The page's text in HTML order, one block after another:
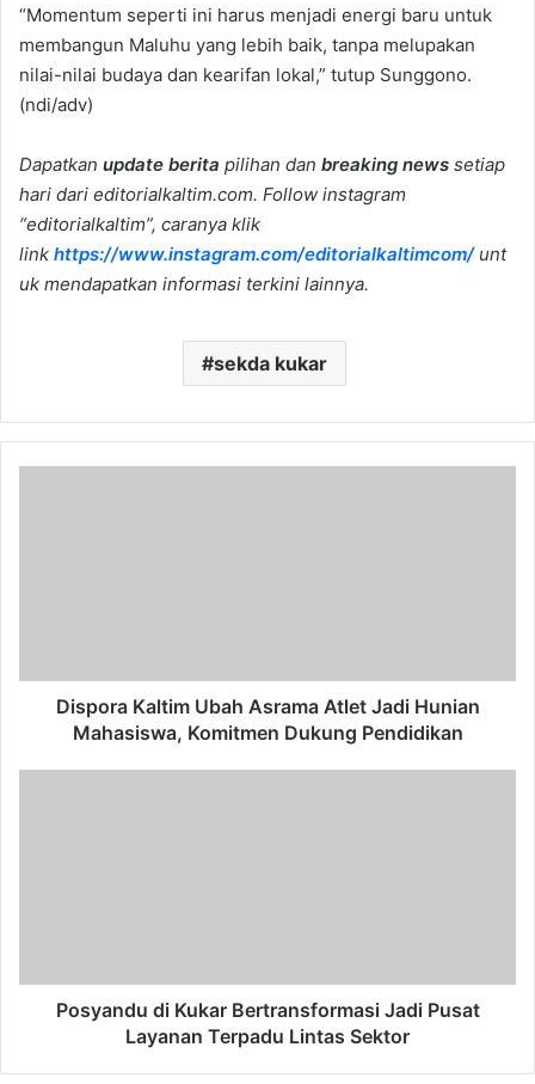
“Momentum seperti ini harus menjadi energi baru untuk
membangun Maluhu yang lebih baik, tanpa melupakan
nilai-nilai budaya dan kearifan lokal,” tutup Sunggono.
(ndi/adv)
Dapatkan update berita pilihan dan breaking news setiap
hari dari editorialkaltim.com. Follow instagram
“editorialkaltim”, caranya klik
link https://www.instagram.com/editorialkaltimcom/unt
uk mendapatkan informasi terkini lainnya.
sekda kukar
Komitmen
Dukung
Pendidikan
Dispora Kaltim Ubah Asrama Atlet Jadi Hunian
Mahasiswa, Komitmen Dukung Pendidikan
Lintas
SektorPosyandu di Kukar Bertransformasi Jadi Pusat
Layanan Terpadu Lintas Sektor